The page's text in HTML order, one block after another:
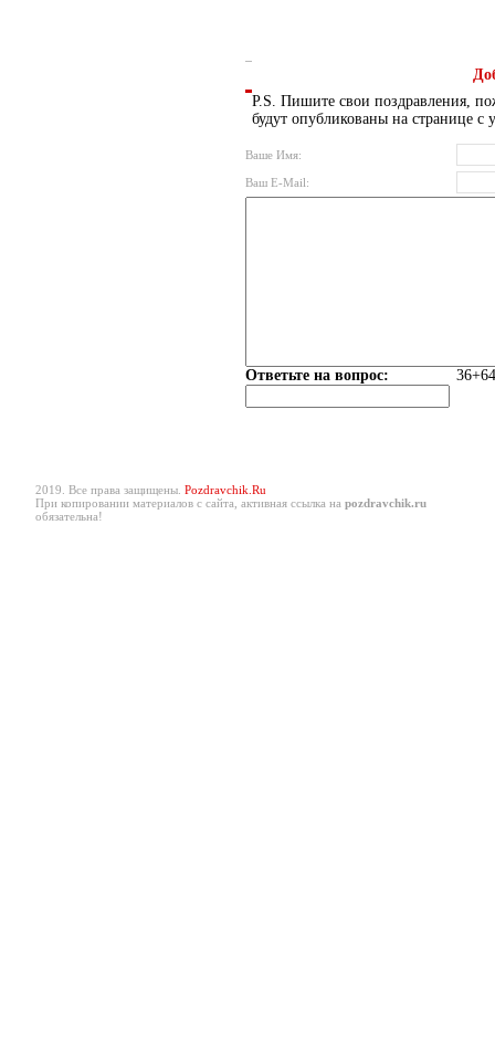
P.S. Пишите свои поздравления,
будут опубликованы на странице с
Ваше Имя:
Ваш E-Mail:
Ответьте на вопрос:
2019. Все права защищены. Pozdravchik.Ru
При копировании материалов с сайта, активная ссылка на pozdravchik.ru
обязательна!